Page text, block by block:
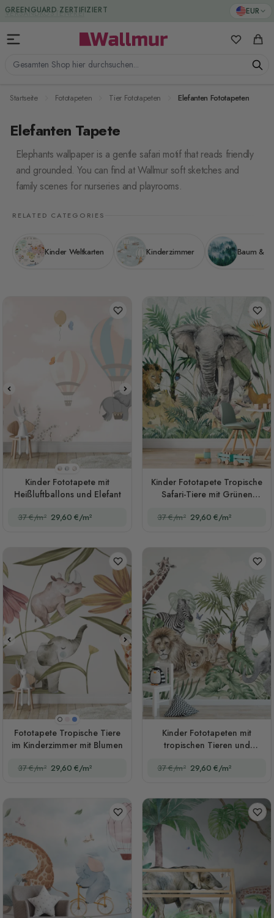
Zum Inhalt springen EUR
Gesamten Shop hier durchsuchen...
Meine
GREENGUARD ZERTIFIZIERT
Startseite Fototapeten Tier Fototapeten Elefanten Fototapeten
Elefanten Tapete
Elephants wallpaper is a gentle safari motif that reads friendly
and grounded. You can find at Wallmur soft sketches and
family scenes for nurseries and playrooms.
RELATED CATEGORIES
Kinder Weltkarten Kinderzimmer Baum &
Stil 1Stil 2
Stil 3
Kinder Fototapete mit
Heißluftballons und Elefant
37 €/m² 29,60 €/m²
Kinder Fototapete Tropische
Safari-Tiere mit Grünen
37 €/m² 29,60 €/m²
WeißRosa
Blau
Fototapete Tropische Tiere
im Kinderzimmer mit Blumen
37 €/m² 29,60 €/m²
Kinder Fototapeten mit
tropischen Tieren und
37 €/m² 29,60 €/m²